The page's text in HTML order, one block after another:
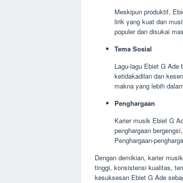
Meskipun produktif,
lirik yang kuat dan
populer dan disukai
Tema Sosial
Lagu-lagu Ebiet G
ketidakadilan dan
makna yang lebih
Penghargaan
Karier musik Ebiet G
penghargaan
Penghargaan-
Dengan demikian, karier
tinggi, konsistensi kualitas,
kesuksesan Ebiet G Ade